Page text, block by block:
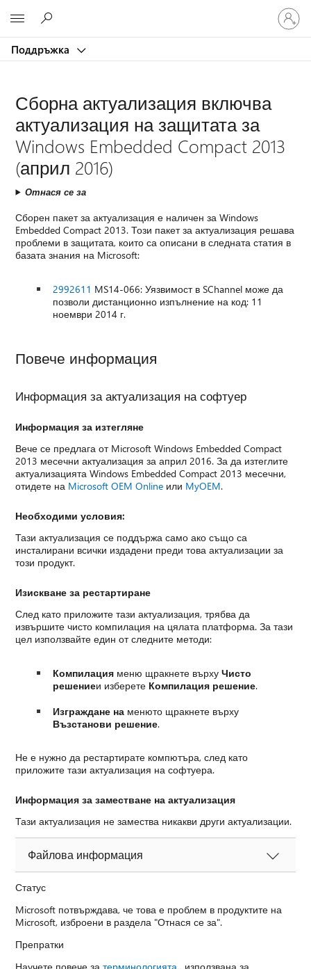
Поддръжка
Влезте
във
вашия
Сборна актуализация включва
актуализация на защитата за
Windows Embedded Compact 2013
(април 2016)
Отнася се за
Сборен пакет за актуализация е наличен за Windows
Embedded Compact 2013. Този пакет за актуализация решава
проблеми в защитата, които са описани в следната статия в
базата знания на Microsoft:
2992611 MS14-066: Уязвимост в SChannel може да
позволи дистанционно изпълнение на код: 11
ноември 2014 г.
Повече информация
Информация за актуализация на софтуер
Информация за изтегляне
Вече се предлага от Microsoft Windows Embedded Compact
2013 месечни актуализация за април 2016. За да изтеглите
актуализацията Windows Embedded Compact 2013 месечни,
отидете на Microsoft OEM Online или MyOEM.
Необходими условия:
Тази актуализация се поддържа само ако също са
инсталирани всички издадени преди това актуализации за
този продукт.
Изискване за рестартиране
След като приложите тази актуализация, трябва да
извършите чисто компилация на цялата платформа. За тази
цел използвайте един от следните методи:
Компилация меню щракнете върхуЧисто
решениеи изберете Компилация решение.
Изграждане на менюто щракнете върху
Възстанови решение.
Не е нужно да рестартирате компютъра, след като
приложите тази актуализация на софтуера.
Информация за заместване на актуализация
Тази актуализация не замества никакви други актуализации.
Файлова информация
Статус
Microsoft потвърждава, че това е проблем в продуктите на
Microsoft, изброени в раздела "Отнася се за".
Препратки